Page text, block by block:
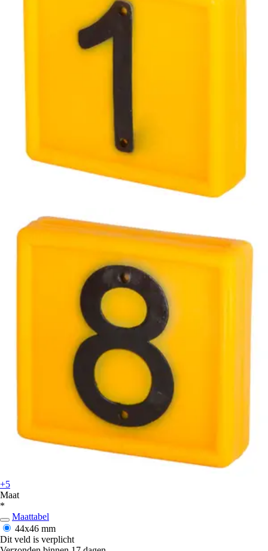
+5
Maat
*
Maattabel
44x46 mm
Dit veld is verplicht